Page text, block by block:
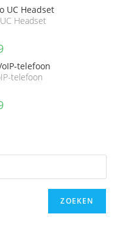
Headset
telefoon
ZOEKEN